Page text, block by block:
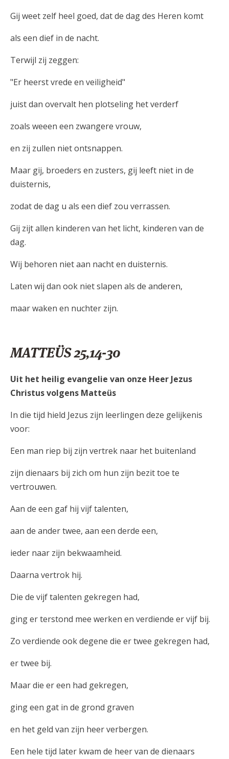
Gij weet zelf heel goed, dat de dag des Heren komt
als een dief in de nacht.
Terwijl zij zeggen:
"Er heerst vrede en veiligheid"
juist dan overvalt hen plotseling het verderf
zoals weeen een zwangere vrouw,
en zij zullen niet ontsnappen.
Maar gij, broeders en zusters, gij leeft niet in de
duisternis,
zodat de dag u als een dief zou verrassen.
Gij zijt allen kinderen van het licht, kinderen van de
dag.
Wij behoren niet aan nacht en duisternis.
Laten wij dan ook niet slapen als de anderen,
maar waken en nuchter zijn.
MATTEÜS 25,14-30
Uit het heilig evangelie van onze Heer Jezus
Christus volgens Matteüs
In die tijd hield Jezus zijn leerlingen deze gelijkenis
voor:
Een man riep bij zijn vertrek naar het buitenland
zijn dienaars bij zich om hun zijn bezit toe te
vertrouwen.
Aan de een gaf hij vijf talenten,
aan de ander twee, aan een derde een,
ieder naar zijn bekwaamheid.
Daarna vertrok hij.
Die de vijf talenten gekregen had,
ging er terstond mee werken en verdiende er vijf bij.
Zo verdiende ook degene die er twee gekregen had,
er twee bij.
Maar die er een had gekregen,
ging een gat in de grond graven
en het geld van zijn heer verbergen.
Een hele tijd later kwam de heer van de dienaars